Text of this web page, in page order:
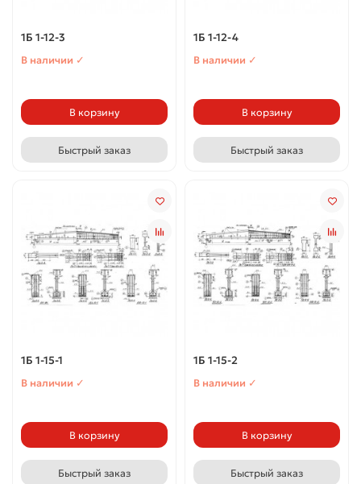
1Б 1-12-3
В наличии ✓
В корзину
Быстрый заказ
1Б 1-12-4
В наличии ✓
В корзину
Быстрый заказ
1Б 1-15-1
В наличии ✓
В корзину
Быстрый заказ
1Б 1-15-2
В наличии ✓
В корзину
Быстрый заказ